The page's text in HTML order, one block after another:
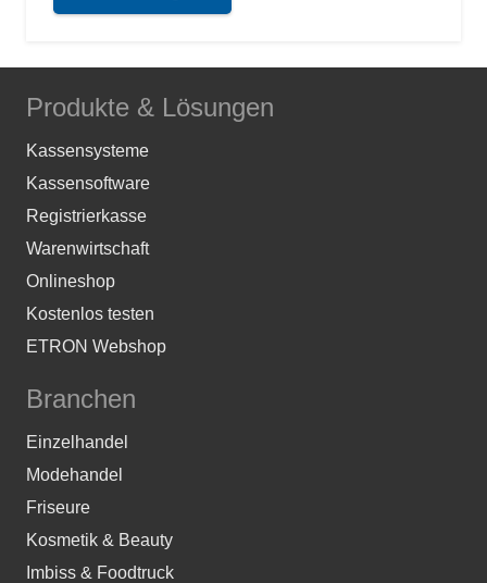
Produkte & Lösungen
Kassensysteme
Kassensoftware
Registrierkasse
Warenwirtschaft
Onlineshop
Kostenlos testen
ETRON Webshop
Branchen
Einzelhandel
Modehandel
Friseure
Kosmetik & Beauty
Imbiss & Foodtruck